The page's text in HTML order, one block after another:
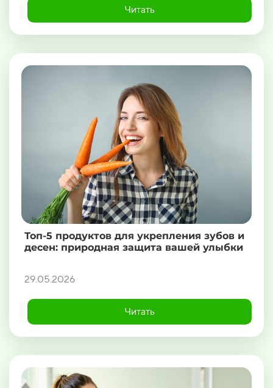
Читать
Топ-5 продуктов для укрепления зубов и
десен: природная защита вашей улыбки
29.05.2026
Читать